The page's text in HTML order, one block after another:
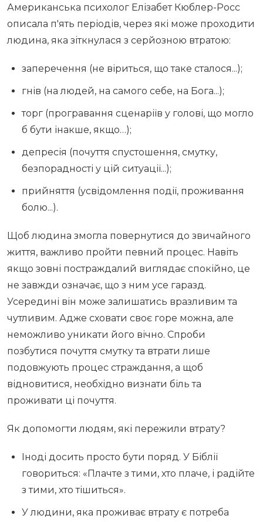
Американська психолог Елізабет Кюблер-Росс
описала п'ять періодів, через які може проходити
людина, яка зіткнулася з серйозною втратою:
заперечення (не віриться, що таке сталося...);
гнів (на людей, на самого себе, на Бога...);
торг (програвання сценаріїв у голові, що могло
б бути інакше, якщо…);
депресія (почуття спустошення, смутку,
безпорадності у цій ситуації...);
прийняття (усвідомлення події, проживання
болю...).
Щоб людина змогла повернутися до звичайного
життя, важливо пройти певний процес. Навіть
якщо зовні постраждалий виглядає спокійно, це
не завжди означає, що з ним усе гаразд.
Усередині він може залишатись вразливим та
чутливим. Адже сховати своє горе можна, але
неможливо уникати його вічно. Спроби
позбутися почуття смутку та втрати лише
подовжують процес страждання, а щоб
відновитися, необхідно визнати біль та
проживати ці почуття.
Як допомогти людям, які пережили втрату?
Іноді досить просто бути поряд. У Біблії
говориться: «Плачте з тими, хто плаче, і радійте
з тими, хто тішиться».
У людини, яка проживає втрату є потреба